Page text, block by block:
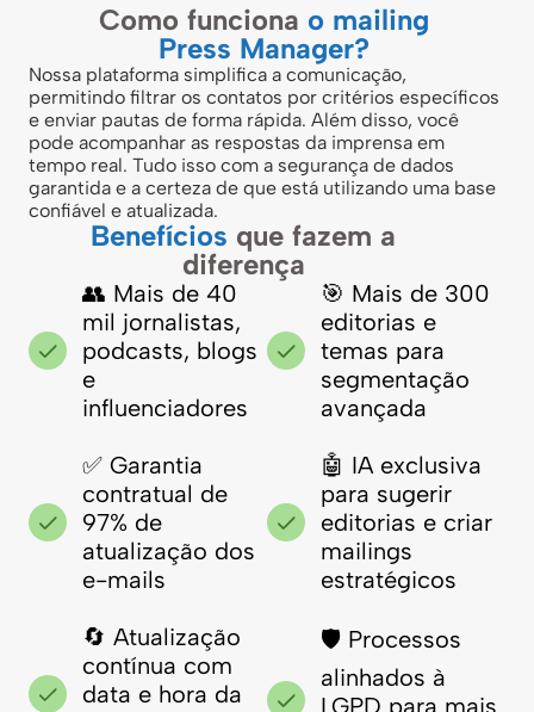
Como funciona o mailing
Press Manager?
Nossa plataforma simplifica a comunicação,
permitindo filtrar os contatos por critérios específicos
e enviar pautas de forma rápida. Além disso, você
pode acompanhar as respostas da imprensa em
tempo real. Tudo isso com a segurança de dados
garantida e a certeza de que está utilizando uma base
confiável e atualizada.
Benefícios que fazem a
diferença
👥 Mais de 40
mil jornalistas,
podcasts, blogs
e
influenciadores
✅ Garantia
contratual de
97% de
atualização dos
e-mails
🔄 Atualização
contínua com
data e hora da
🎯 Mais de 300
editorias e
temas para
segmentação
avançada
🤖 IA exclusiva
para sugerir
editorias e criar
mailings
estratégicos
🛡️ Processos
alinhados à
LGPD para mais